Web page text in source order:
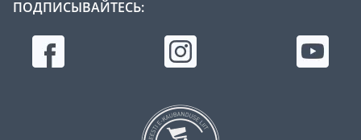
ПОДПИСЫВАЙТЕСЬ: